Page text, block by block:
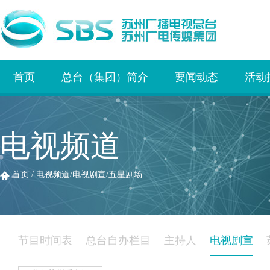
首页 总台（集团）简介 要闻动态 活动
电视频道
首页 / 电视频道/电视剧宣/五星剧场
节目时间表 总台自办栏目 主持人 电视剧宣